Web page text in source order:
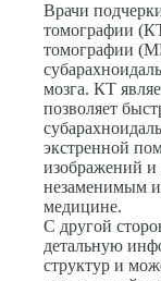
Врачи
томографии
томографии
мозга. КТ
позволяет
экстренной
изображений и
незаменимым
медицине.
С другой
детальную
структур и